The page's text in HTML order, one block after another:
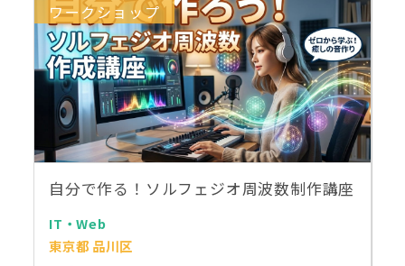
ワークショップ
自分で作る！ソルフェジオ周波数制作講座
IT・Web
東京都 品川区